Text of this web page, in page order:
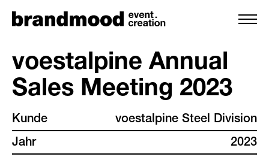
leistungen
team
voestalpine Annual
Sales Meeting 2023
Kunde
voestalpine Steel Division
Jahr
2023